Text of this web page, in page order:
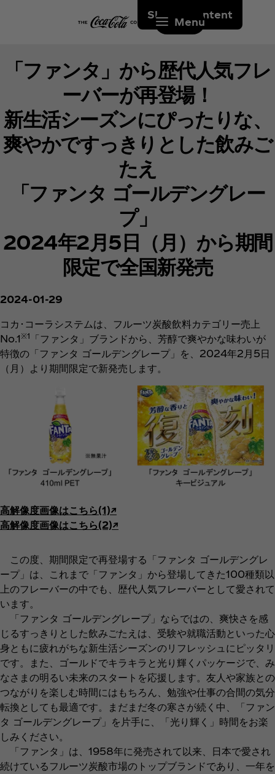
Skip to content
Menu
「ファンタ」から歴代人気フレ
ーバーが再登場！
新生活シーズンにぴったりな、
爽やかですっきりとした飲みご
たえ
「ファンタ ゴールデングレー
プ」
2024年2月5日（月）から期間
限定で全国新発売
2024-01-29
コカ･コーラシステムは、フルーツ炭酸飲料カテゴリー売上
No.1※1
「ファンタ」ブランドから、芳醇で爽やかな味わいが
特徴の「ファンタ ゴールデングレープ」を、2024年2月5日
（月）より期間限定で新発売します。
高解像度画像はこちら(1)↗︎
高解像度画像はこちら(2)↗︎
この度、期間限定で再登場する「ファンタ ゴールデングレ
ープ」は、これまで「ファンタ」から登場してきた100種類以
上のフレーバーの中でも、歴代人気フレーバーとして愛されて
います。
「ファンタ ゴールデングレープ」ならではの、爽快さを感
じるすっきりとした飲みごたえは、受験や就職活動といった心
身ともに疲れがちな新生活シーズンのリフレッシュにピッタリ
です。また、ゴールドでキラキラと光り輝くパッケージで、み
なさまの明るい未来のスタートを応援します。友人や家族との
つながりを楽しむ時間にはもちろん、勉強や仕事の合間の気分
転換としても最適です。まだまだ冬の寒さが続く中、「ファン
タ ゴールデングレープ」を片手に、「光り輝く」時間をお楽
しみください。
「ファンタ」は、1958年に発売されて以来、日本で愛され
続けているフルーツ炭酸市場のトップブランドであり、一年を